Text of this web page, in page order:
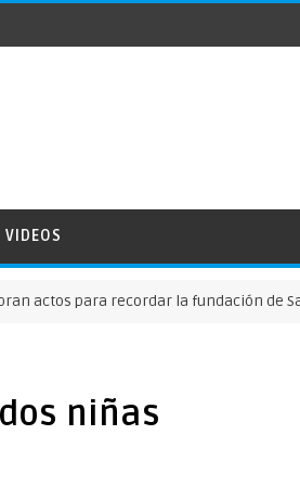
VIDEOS
para recordar la fundación de Santo
niñas